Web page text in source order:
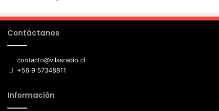
Contáctanos
contacto@vilasradio.cl
+56 9 57348811
Información